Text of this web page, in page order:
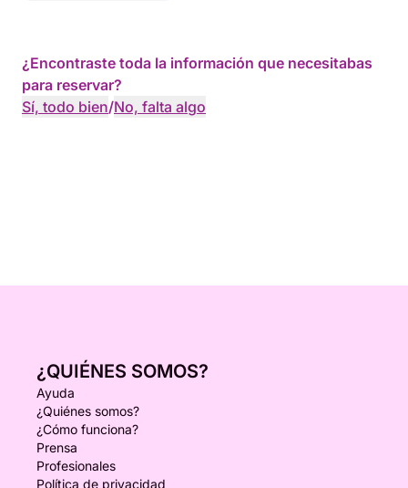
¿Encontraste toda la información que necesitabas
para reservar?
Sí, todo bien/No, falta algo
¿QUIÉNES SOMOS?
Ayuda
¿Quiénes somos?
¿Cómo funciona?
Prensa
Profesionales
Política de privacidad